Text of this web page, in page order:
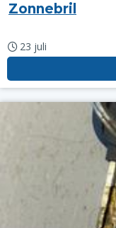
Zonnebril
23 juli